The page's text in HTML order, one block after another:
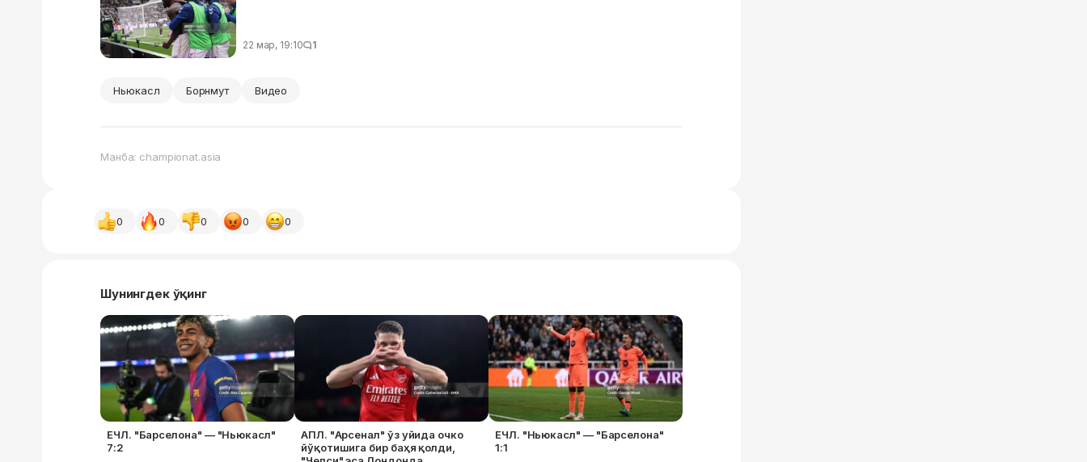
22 мар, 19:10 1
Ньюкасл Борнмут Видео
Манба: championat.asia
0 0 0 0 0
Шунингдек ўқинг
ЕЧЛ. "Барселона" — "Ньюкасл"
7:2
АПЛ. "Арсенал" ўз уйида очко
йўқотишига бир баҳя қолди,
ЕЧЛ. "Ньюкасл" — "Барселона"
1:1